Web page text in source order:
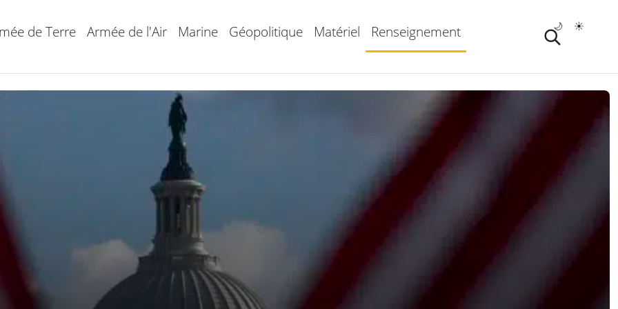
de Terre Armée de l'Air Marine Géopolitique Matériel Renseignement ☀️
🌙